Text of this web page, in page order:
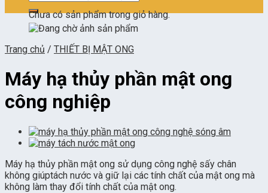
Chưa có sản phẩm trong giỏ hàng.
kiếm:
Trang chủ / THIẾT BỊ MẬT ONG
Máy hạ thủy phần mật ong
công nghiệp
Máy hạ thủy phần mật ong sử dụng công nghệ sấy chân
không giúptách nước và giữ lại các tính chất của mật ong mà
không làm thay đổi tính chất của mật ong.